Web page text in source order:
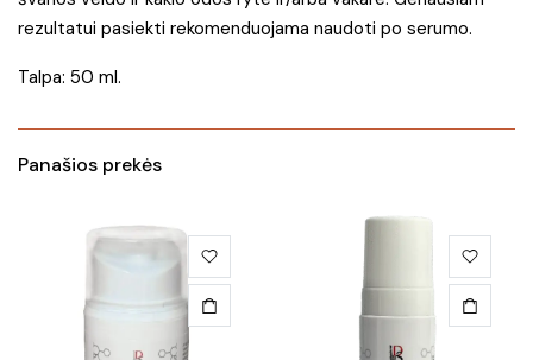
rezultatui pasiekti rekomenduojama naudoti po serumo.
Talpa: 50 ml.
Panašios prekės
This
product
has
multiple